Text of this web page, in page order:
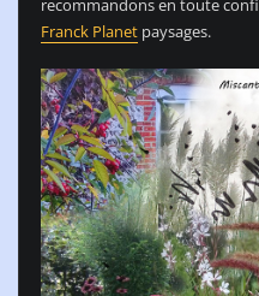
recommandons en toute
Franck Planetpaysages.